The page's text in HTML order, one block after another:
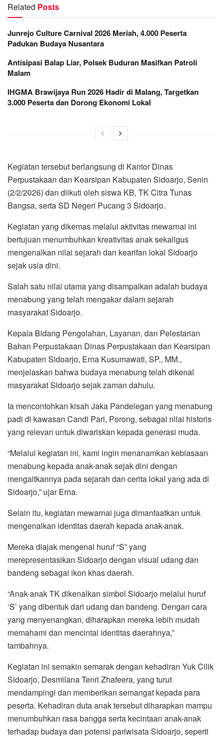
Related Posts
Junrejo Culture Carnival 2026 Meriah, 4.000 Peserta
Padukan Budaya Nusantara
Antisipasi Balap Liar, Polsek Buduran Masifkan Patroli
Malam
IHGMA Brawijaya Run 2026 Hadir di Malang, Targetkan
3.000 Peserta dan Dorong Ekonomi Lokal
Kegiatan tersebut berlangsung di Kantor Dinas
Perpustakaan dan Kearsipan Kabupaten Sidoarjo, Senin
(2/2/2026) dan diikuti oleh siswa KB, TK Citra Tunas
Bangsa, serta SD Negeri Pucang 3 Sidoarjo.
Kegiatan yang dikemas melalui aktivitas mewarnai ini
bertujuan menumbuhkan kreativitas anak sekaligus
mengenalkan nilai sejarah dan kearifan lokal Sidoarjo
sejak usia dini.
Salah satu nilai utama yang disampaikan adalah budaya
menabung yang telah mengakar dalam sejarah
masyarakat Sidoarjo.
Kepala Bidang Pengolahan, Layanan, dan Pelestarian
Bahan Perpustakaan Dinas Perpustakaan dan Kearsipan
Kabupaten Sidoarjo, Erna Kusumawati, SP., MM.,
menjelaskan bahwa budaya menabung telah dikenal
masyarakat Sidoarjo sejak zaman dahulu.
Ia mencontohkan kisah Jaka Pandelegan yang menabung
padi di kawasan Candi Pari, Porong, sebagai nilai historis
yang relevan untuk diwariskan kepada generasi muda.
“Melalui kegiatan ini, kami ingin menanamkan kebiasaan
menabung kepada anak-anak sejak dini dengan
mengaitkannya pada sejarah dan cerita lokal yang ada di
Sidoarjo,” ujar Erna.
Selain itu, kegiatan mewarnai juga dimanfaatkan untuk
mengenalkan identitas daerah kepada anak-anak.
Mereka diajak mengenal huruf “S” yang
merepresentasikan Sidoarjo dengan visual udang dan
bandeng sebagai ikon khas daerah.
“Anak-anak TK dikenalkan simbol Sidoarjo melalui huruf
‘S’ yang dibentuk dari udang dan bandeng. Dengan cara
yang menyenangkan, diharapkan mereka lebih mudah
memahami dan mencintai identitas daerahnya,”
tambahnya.
Kegiatan ini semakin semarak dengan kehadiran Yuk Cilik
Sidoarjo, Desmilana Tenri Zhafeera, yang turut
mendampingi dan memberikan semangat kepada para
peserta. Kehadiran duta anak tersebut diharapkan mampu
menumbuhkan rasa bangga serta kecintaan anak-anak
terhadap budaya dan potensi pariwisata Sidoarjo, seperti